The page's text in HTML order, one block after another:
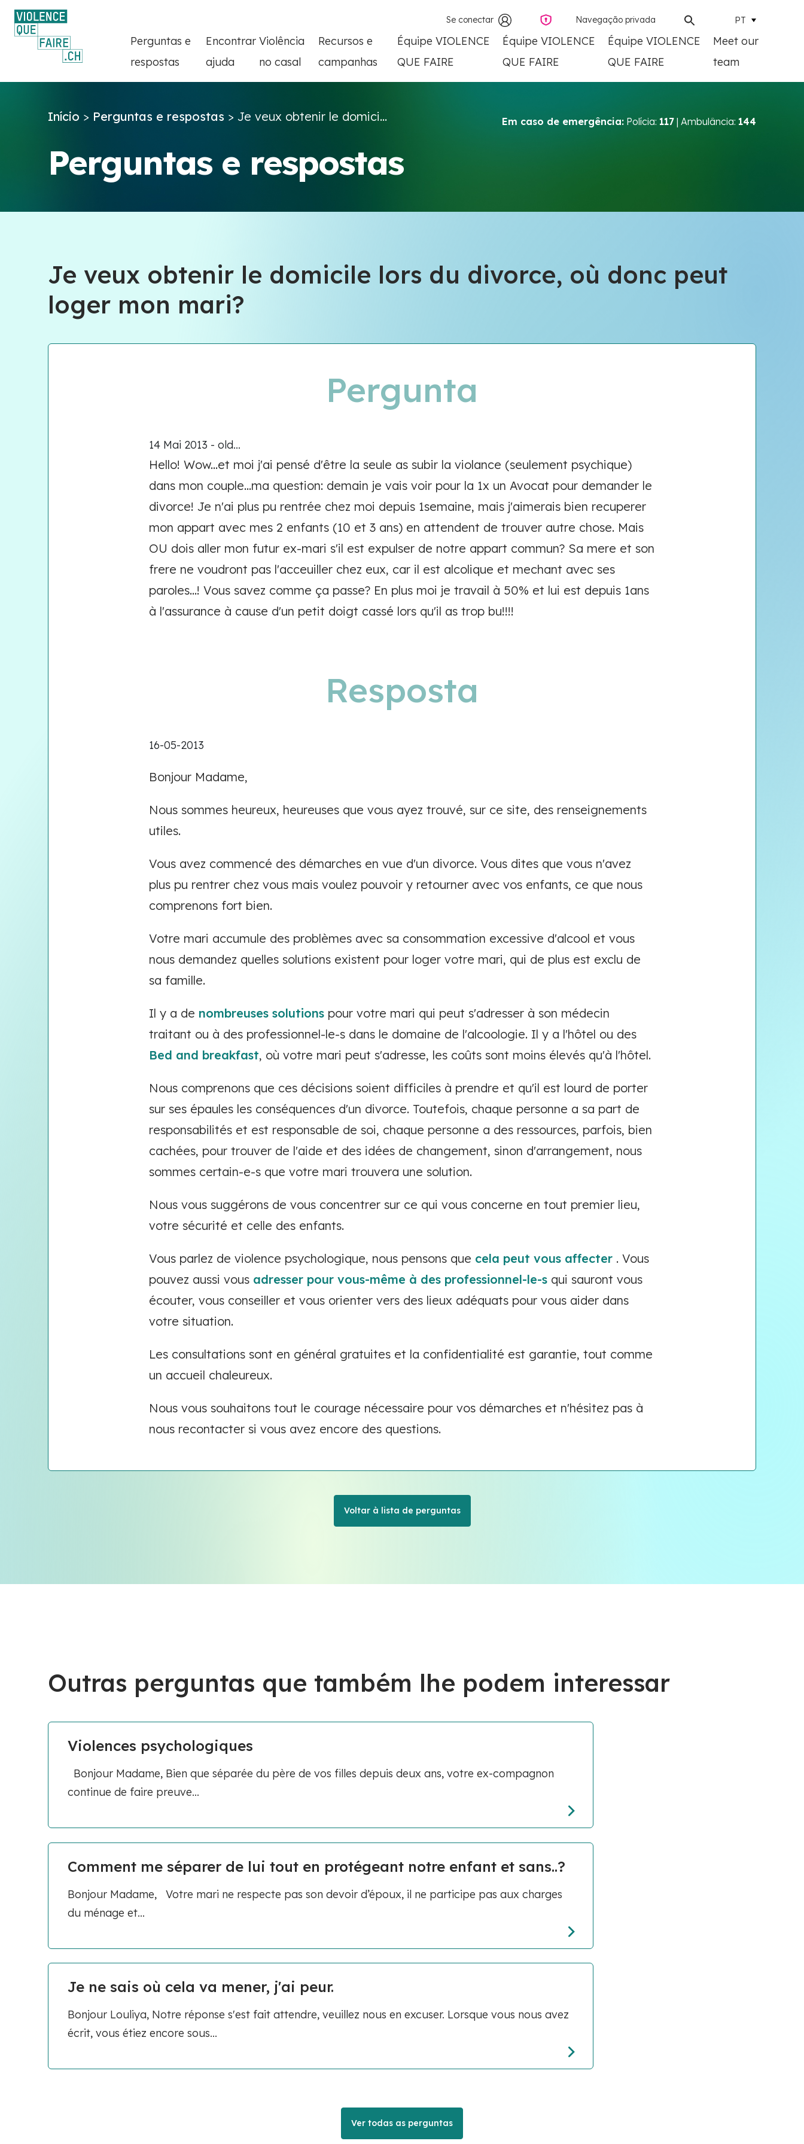
Se conectar Navegação privada PT
Perguntas e
respostas
Encontrar
ajuda
Violência
no casal
Recursos e
campanhas
Équipe VIOLENCE
QUE FAIRE
Équipe VIOLENCE
QUE FAIRE
Équipe VIOLENCE
QUE FAIRE
Meet our
team
Início > Perguntas e respostas > Je veux obtenir le domici... Em caso de emergência: Polícia: 117 | Ambulância: 144
Perguntas e respostas
Je veux obtenir le domicile lors du divorce, où donc peut
loger mon mari?
Pergunta
14 Mai 2013 - old...
Hello! Wow...et moi j'ai pensé d'être la seule as subir la violance (seulement psychique)
dans mon couple...ma question: demain je vais voir pour la 1x un Avocat pour demander le
divorce! Je n'ai plus pu rentrée chez moi depuis 1semaine, mais j'aimerais bien recuperer
mon appart avec mes 2 enfants (10 et 3 ans) en attendent de trouver autre chose. Mais
OU dois aller mon futur ex-mari s'il est expulser de notre appart commun? Sa mere et son
frere ne voudront pas l'acceuiller chez eux, car il est alcolique et mechant avec ses
paroles...! Vous savez comme ça passe? En plus moi je travail à 50% et lui est depuis 1ans
à l'assurance à cause d'un petit doigt cassé lors qu'il as trop bu!!!!
Resposta
16-05-2013
Bonjour Madame,
Nous sommes heureux, heureuses que vous ayez trouvé, sur ce site, des renseignements
utiles.
Vous avez commencé des démarches en vue d'un divorce. Vous dites que vous n'avez
plus pu rentrer chez vous mais voulez pouvoir y retourner avec vos enfants, ce que nous
comprenons fort bien.
Votre mari accumule des problèmes avec sa consommation excessive d'alcool et vous
nous demandez quelles solutions existent pour loger votre mari, qui de plus est exclu de
sa famille.
Il y a de nombreuses solutions pour votre mari qui peut s'adresser à son médecin
traitant ou à des professionnel-le-s dans le domaine de l'alcoologie. Il y a l'hôtel ou des
Bed and breakfast, où votre mari peut s'adresse, les coûts sont moins élevés qu'à l'hôtel.
Nous comprenons que ces décisions soient difficiles à prendre et qu'il est lourd de porter
sur ses épaules les conséquences d'un divorce. Toutefois, chaque personne a sa part de
responsabilités et est responsable de soi, chaque personne a des ressources, parfois, bien
cachées, pour trouver de l'aide et des idées de changement, sinon d'arrangement, nous
sommes certain-e-s que votre mari trouvera une solution.
Nous vous suggérons de vous concentrer sur ce qui vous concerne en tout premier lieu,
votre sécurité et celle des enfants.
Vous parlez de violence psychologique, nous pensons que cela peut vous affecter . Vous
pouvez aussi vous adresser pour vous-même à des professionnel-le-s qui sauront vous
écouter, vous conseiller et vous orienter vers des lieux adéquats pour vous aider dans
votre situation.
Les consultations sont en général gratuites et la confidentialité est garantie, tout comme
un accueil chaleureux.
Nous vous souhaitons tout le courage nécessaire pour vos démarches et n'hésitez pas à
nous recontacter si vous avez encore des questions.
Voltar à lista de perguntas
Outras perguntas que também lhe podem interessar
Violences psychologiques
Bonjour Madame, Bien que séparée du père de vos filles depuis deux ans, votre ex-compagnon
continue de faire preuve...
Comment me séparer de lui tout en protégeant notre enfant et sans..?
Bonjour Madame, Votre mari ne respecte pas son devoir d’époux, il ne participe pas aux charges
du ménage et...
Je ne sais où cela va mener, j'ai peur.
Bonjour Louliya, Notre réponse s'est fait attendre, veuillez nous en excuser. Lorsque vous nous avez
écrit, vous étiez encore sous...
Ver todas as perguntas